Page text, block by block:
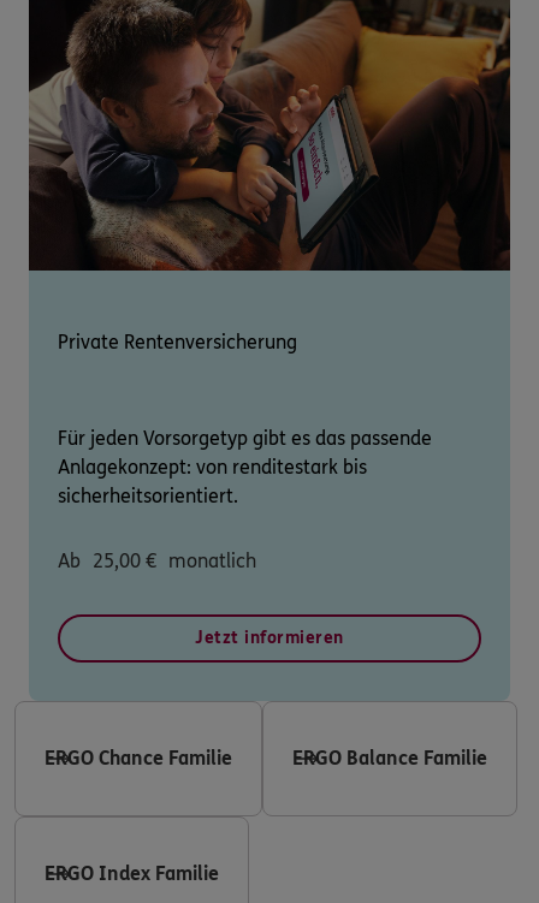
Private Rentenversicherung
Für jeden Vorsorgetyp gibt es das passende
Anlagekonzept: von renditestark bis
sicherheitsorientiert.
Ab 25,00 € monatlich
Jetzt informieren
ERGO Chance Familie ERGO Balance Familie
ERGO Index Familie